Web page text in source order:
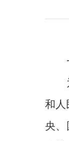
和人
央